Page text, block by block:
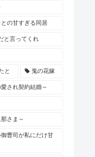
の甘すぎる同居
と言ってくれ
と 鬼の花嫁
され契約結婚～
さま～
曹司が私にだけ甘